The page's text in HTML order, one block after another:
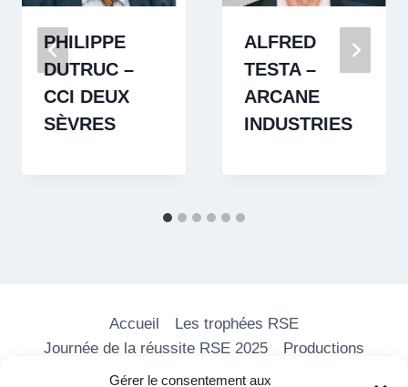
Gérer le consentement aux
PHILIPPE
DUTRUC –
CCI DEUX
SÈVRES
ALFRED
TESTA –
ARCANE
INDUSTRIES
Accueil
Les trophées RSE
Journée de la réussite RSE 2025
Productions
Les formations
Nos vidéos